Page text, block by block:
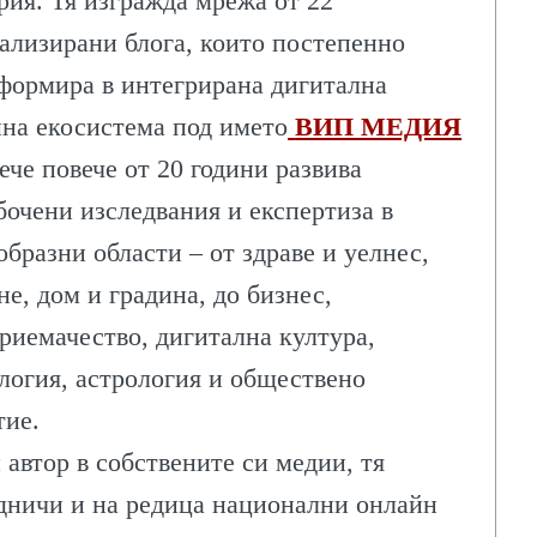
блога, които постепенно
в интегрирана дигитална
екосистема под името ВИП МЕДИЯ
повече от 20 години развива
изследвания и експертиза в
области – от здраве и уелнес,
дом и градина, до бизнес,
дигитална култура,
астрология и обществено
в собствените си медии, тя
и на редица национални онлайн